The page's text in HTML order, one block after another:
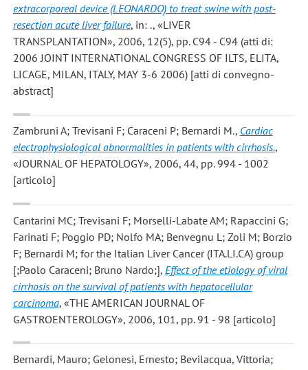
extracorporeal device (LEONARDO) to treat swine with post-
resection acute liver failure, in: ., «LIVER
TRANSPLANTATION», 2006, 12(5), pp. C94 - C94 (atti di:
2006 JOINT INTERNATIONAL CONGRESS OF ILTS, ELITA,
LICAGE, MILAN, ITALY, MAY 3-6 2006) [atti di convegno-
abstract]
Zambruni A; Trevisani F; Caraceni P; Bernardi M., Cardiac
electrophysiological abnormalities in patients with cirrhosis.,
«JOURNAL OF HEPATOLOGY», 2006, 44, pp. 994 - 1002
[articolo]
Cantarini MC; Trevisani F; Morselli-Labate AM; Rapaccini G;
Farinati F; Poggio PD; Nolfo MA; Benvegnu L; Zoli M; Borzio
F; Bernardi M; for the Italian Liver Cancer (ITA.LI.CA) group
[;Paolo Caraceni; Bruno Nardo;], Effect of the etiology of viral
cirrhosis on the survival of patients with hepatocellular
carcinoma, «THE AMERICAN JOURNAL OF
GASTROENTEROLOGY», 2006, 101, pp. 91 - 98 [articolo]
Bernardi, Mauro; Gelonesi, Ernesto; Bevilacqua, Vittoria;